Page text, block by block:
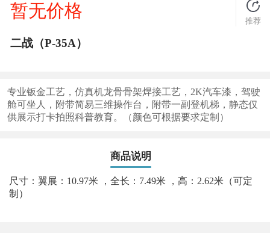
暂无价格
推荐
二战（P-35A）
专业钣金工艺，仿真机龙骨骨架焊接工艺，2K汽车漆，驾驶
舱可坐人，附带简易三维操作台，附带一副登机梯，静态仅
供展示打卡拍照科普教育。（颜色可根据要求定制）
商品说明
尺寸：翼展：10.97米 ，全长：7.49米 ，高：2.62米（可定
制）